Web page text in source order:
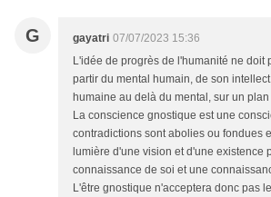
G gayatri 07/07/2023 15:36
L'idée de progrès de l'humanité ne doit
partir du mental humain, de son
humaine au delà du mental, sur un
La conscience gnostique est une
contradictions sont abolies ou fondues
lumière d'une vision et d'une existence
connaissance de soi et une
L'être gnostique n'acceptera donc pas